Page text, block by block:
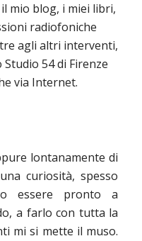
mio blog, i miei libri,
radiofoniche
agli altri interventi,
54 di Firenze
via Internet.
lontanamente di
curiosità, spesso
essere pronto a
a farlo con tutta la
mi si mette il muso.